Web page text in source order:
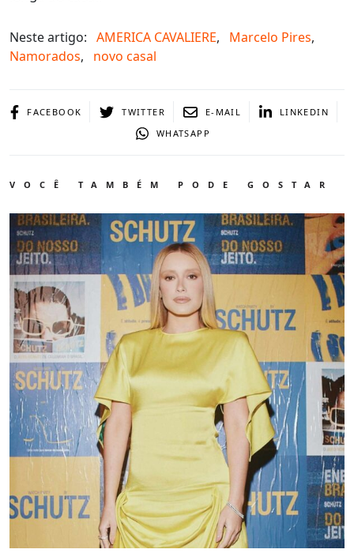
Neste artigo: AMERICA CAVALIERE, Marcelo Pires,
Namorados, novo casal
FACEBOOK TWITTER E-MAIL
LINKEDIN
WHATSAPP
VOCÊ TAMBÉM PODE GOSTAR